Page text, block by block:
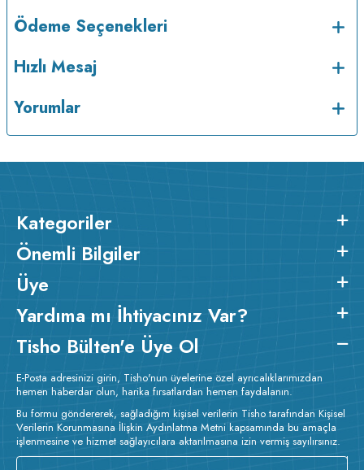
Ödeme Seçenekleri
Hızlı Mesaj
Yorumlar
Kategoriler
Önemli Bilgiler
Üye
Yardıma mı İhtiyacınız Var?
Tisho Bülten'e Üye Ol
E-Posta adresinizi girin, Tisho'nun üyelerine özel ayrıcalıklarımızdan
hemen haberdar olun, harika fırsatlardan hemen faydalanın.
Bu formu göndererek, sağladığım kişisel verilerin Tisho tarafından Kişisel
Verilerin Korunmasına İlişkin Aydınlatma Metni kapsamında bu amaçla
işlenmesine ve hizmet sağlayıcılara aktarılmasına izin vermiş sayılırsınız.